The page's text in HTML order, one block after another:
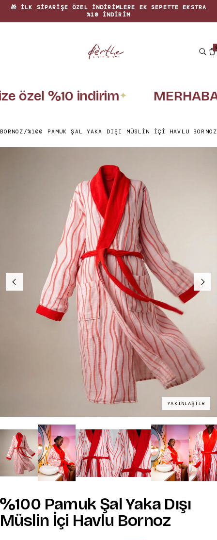
🎁 İLK SIPARIŞE ÖZEL INDIRIMLERE EK SEPETTE EKSTRA
%10 INDIRIM
özel %10 indirim✦
BORNOZ /%100 PAMUK ŞAL YAKA DIŞI MÜSLIN İÇI HAVLU BORNOZ
YAKINLAŞTIR
Pamuk Şal Yaka Dışı
Müslin İçi Havlu Bornoz